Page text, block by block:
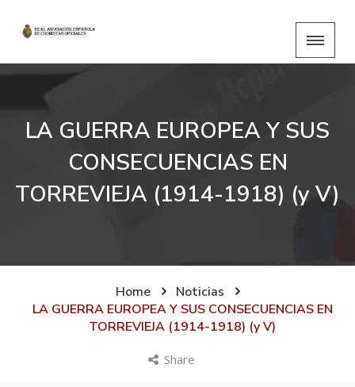
LA GUERRA EUROPEA Y SUS
CONSECUENCIAS EN
TORREVIEJA (1914-1918) (y V)
Home
Noticias
LA GUERRA EUROPEA Y SUS CONSECUENCIAS EN
TORREVIEJA (1914-1918) (y V)
Share